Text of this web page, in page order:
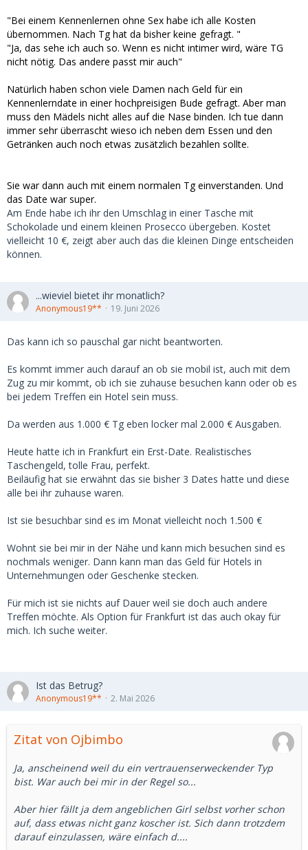
"Bei einem Kennenlernen ohne Sex habe ich alle Kosten
übernommen. Nach Tg hat da bisher keine gefragt. "
"Ja, das sehe ich auch so. Wenn es nicht intimer wird, wäre TG
nicht nötig. Das andere passt mir auch"
Natürlich haben schon viele Damen nach Geld für ein
Kennenlerndate in einer hochpreisigen Bude gefragt. Aber man
muss den Mädels nicht alles auf die Nase binden. Ich tue dann
immer sehr überrascht wieso ich neben dem Essen und den
Getränken auch noch etwas zusätzlich bezahlen sollte.
Sie war dann auch mit einem normalen Tg einverstanden. Und
das Date war super.
Am Ende habe ich ihr den Umschlag in einer Tasche mit
Schokolade und einem kleinen Prosecco übergeben. Kostet
vielleicht 10 €, zeigt aber auch das die kleinen Dinge entscheiden
können.
...wieviel bietet ihr monatlich?
Anonymous19** 19. Juni 2026
Das kann ich so pauschal gar nicht beantworten.
Es kommt immer auch darauf an ob sie mobil ist, auch mit dem
Zug zu mir kommt, ob ich sie zuhause besuchen kann oder ob es
bei jedem Treffen ein Hotel sein muss.
Da werden aus 1.000 € Tg eben locker mal 2.000 € Ausgaben.
Heute hatte ich in Frankfurt ein Erst-Date. Realistisches
Taschengeld, tolle Frau, perfekt.
Beiläufig hat sie erwähnt das sie bisher 3 Dates hatte und diese
alle bei ihr zuhause waren.
Ist sie besuchbar sind es im Monat vielleicht noch 1.500 €
Wohnt sie bei mir in der Nähe und kann mich besuchen sind es
nochmals weniger. Dann kann man das Geld für Hotels in
Unternehmungen oder Geschenke stecken.
Für mich ist sie nichts auf Dauer weil sie doch auch andere
Treffen möchte. Als Option für Frankfurt ist das auch okay für
mich. Ich suche weiter.
Ist das Betrug?
Anonymous19** 2. Mai 2026
Zitat von Ojbimbo
Ja, anscheinend weil du ein vertrauenserweckender Typ
bist. War auch bei mir in der Regel so...
Aber hier fällt ja dem angeblichen Girl selbst vorher schon
auf, dass etwas nicht ganz koscher ist. Sich dann trotzdem
darauf einzulassen, wäre einfach d....